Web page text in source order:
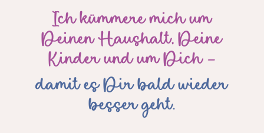
Ich kümmere mich um
Deinen Haushalt, Deine
Kinder und um Dich –
damit es Dir bald wieder
besser geht.